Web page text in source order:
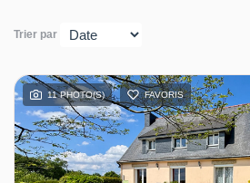
Trier par
11 PHOTO(S) FAVORIS